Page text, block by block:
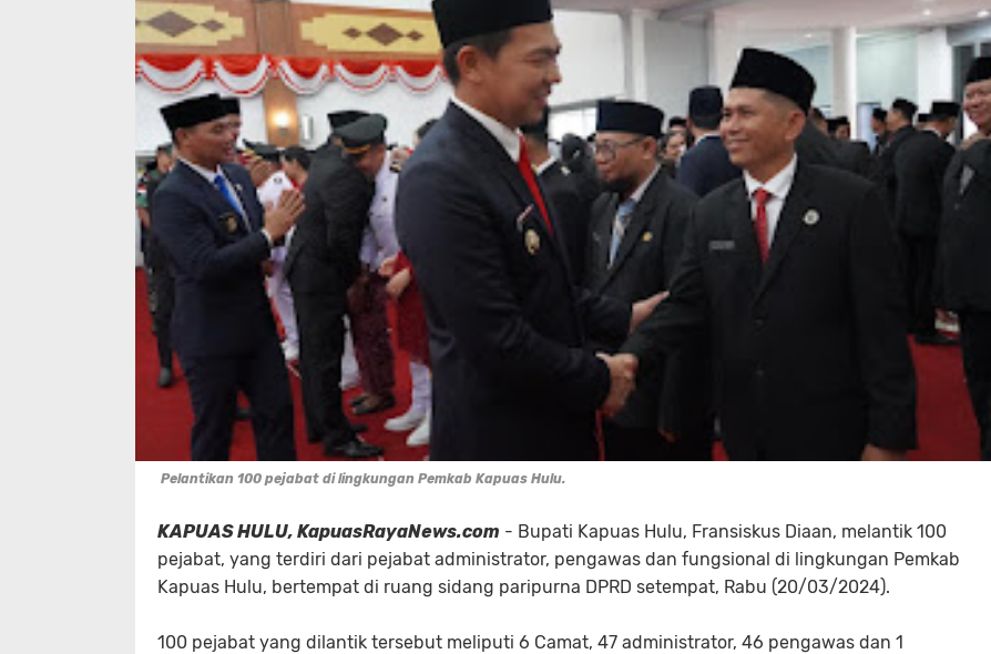
Pelantikan 100 pejabat di lingkungan Pemkab Kapuas Hulu.
KAPUAS HULU, KapuasRayaNews.com - Bupati Kapuas Hulu, Fransiskus Diaan, melantik 100
pejabat, yang terdiri dari pejabat administrator, pengawas dan fungsional di lingkungan Pemkab
Kapuas Hulu, bertempat di ruang sidang paripurna DPRD setempat, Rabu (20/03/2024).
100 pejabat yang dilantik tersebut meliputi 6 Camat, 47 administrator, 46 pengawas dan 1